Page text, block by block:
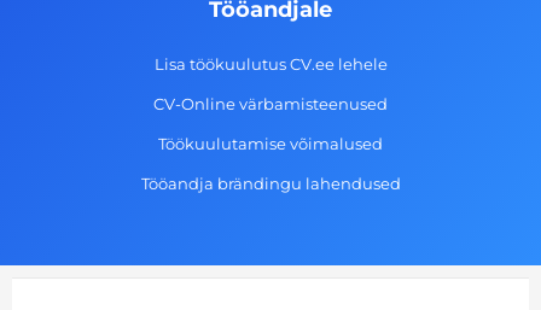
Tööandjale
Lisa töökuulutus CV.ee lehele
CV-Online värbamisteenused
Töökuulutamise võimalused
Tööandja brändingu lahendused